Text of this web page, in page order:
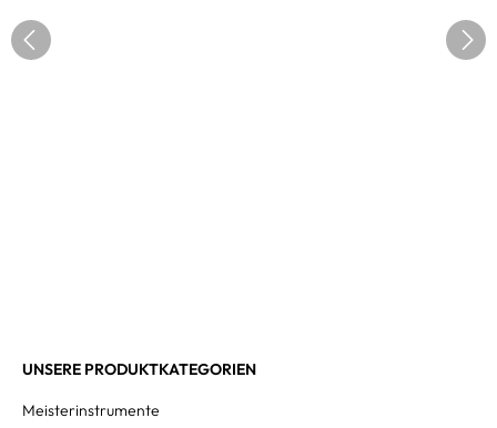
UNSERE PRODUKTKATEGORIEN
Meisterinstrumente